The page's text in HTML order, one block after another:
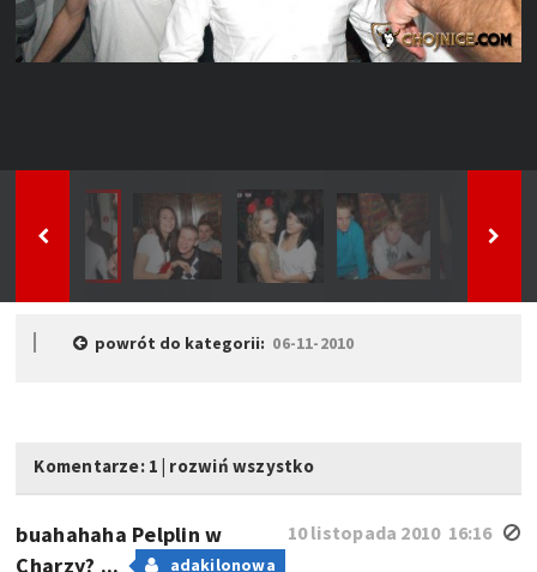
powrót do kategorii: 06-11-2010
Komentarze: 1 | rozwiń wszystko
10 listopada 2010 16:16
buahahaha Pelplin w
Charzy? ...
adakilonowa